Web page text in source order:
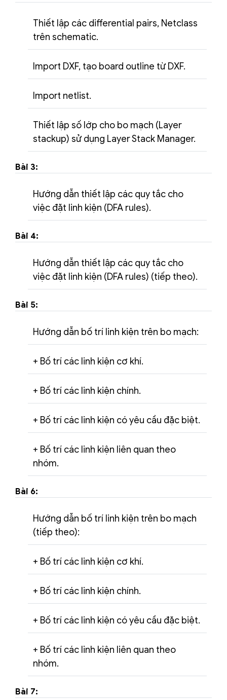
Thiết lập các differential pairs, Netclass
trên schematic.
Import DXF, tạo board outline từ DXF.
Import netlist.
Thiết lập số lớp cho bo mạch (Layer
stackup) sử dụng Layer Stack Manager.
Bài 3:
Hướng dẫn thiết lập các quy tắc cho
việc đặt linh kiện (DFA rules).
Bài 4:
Hướng dẫn thiết lập các quy tắc cho
việc đặt linh kiện (DFA rules) (tiếp theo).
Bài 5:
Hướng dẫn bố trí linh kiện trên bo mạch:
+ Bố trí các linh kiện cơ khí.
+ Bố trí các linh kiện chính.
+ Bố trí các linh kiện có yêu cầu đặc biệt.
+ Bố trí các linh kiện liên quan theo
nhóm.
Bài 6:
Hướng dẫn bố trí linh kiện trên bo mạch
(tiếp theo):
+ Bố trí các linh kiện cơ khí.
+ Bố trí các linh kiện chính.
+ Bố trí các linh kiện có yêu cầu đặc biệt.
+ Bố trí các linh kiện liên quan theo
nhóm.
Bài 7: